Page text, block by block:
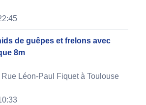
de guêpes et frelons avec
8m
Léon-Paul Fiquet à Toulouse